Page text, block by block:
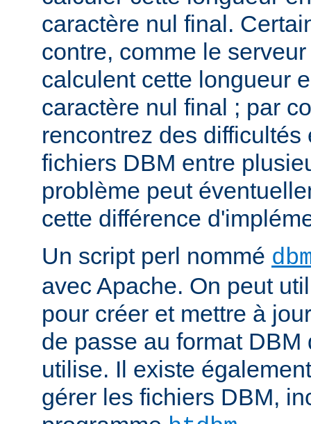
caractère nul final.
contre, comme le
calculent cette longueur
caractère nul final ; par
rencontrez des
fichiers DBM entre
problème peut
cette différence
Un script perl nommé
avec Apache. On peut
pour créer et mettre à
de passe au format DBM
utilise. Il existe
gérer les fichiers DBM,